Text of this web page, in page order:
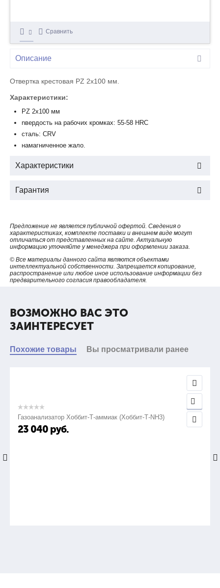
Сравнить
Описание
Отвертка крестовая PZ 2х100 мм.
Характеристики:
PZ 2x100 мм
nвердость на рабочих кромках: 55-58 HRC
cталь: CRV
намагниченное жало.
Характеристики
Гарантия
Предложение не является публичной офертой. Сведения о
характеристиках, комплекте поставки и внешнем виде могут
отличаться от представленных на сайте. Актуальную
информацию уточняйте у менеджера при оформлении заказа.
© Все материалы данного сайта являются объектами
интеллектуальной собственности. Запрещается копирование,
распространение или любое иное использование информации без
предварительного согласия правообладателя.
ВОЗМОЖНО ВАС ЭТО
ЗАИНТЕРЕСУЕТ
Похожие товары Вы просматривали ранее
Газоанализатор Хоббит-Т-аммиак (Хоббит-Т-NH3)
23 040 руб.